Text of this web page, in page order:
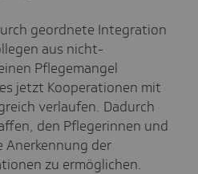
geordnete Integration
aus nicht-
Pflegemangel
jetzt Kooperationen mit
verlaufen. Dadurch
den Pflegerinnen und
Anerkennung der
zu ermöglichen.